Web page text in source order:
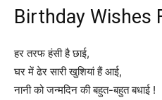
Birthday Wishes
हर तरफ हंसी है छाई,
घर में ढेर सारी खुशियां हैं आई,
नानी को जन्मदिन की बहुत-बहुत बधाई !